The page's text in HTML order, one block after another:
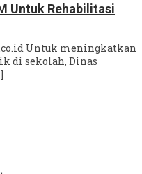
Untuk Rehabilitasi
Untuk meningkatkan
di sekolah, Dinas